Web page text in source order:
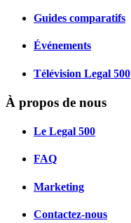
Guides comparatifs
Événements
Télévision Legal 500
À propos de nous
Le Legal 500
FAQ
Marketing
Contactez-nous